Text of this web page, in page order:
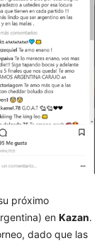
próximo
en Kazan.
dado que las